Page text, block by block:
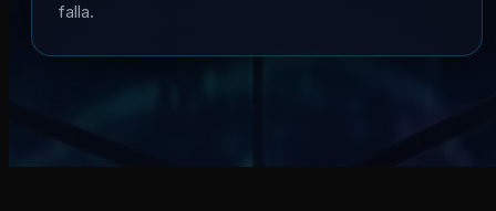
falla.